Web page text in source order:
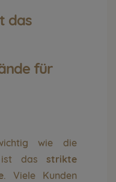
das
für
wie die
ist das strikte
. Viele Kunden